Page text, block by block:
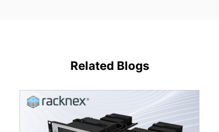
Related Blogs